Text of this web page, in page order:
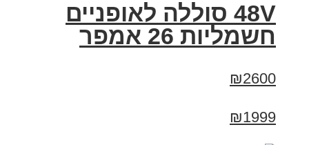
48V סוללה לאופניים
חשמליות 26 אמפר
₪2600
₪1999